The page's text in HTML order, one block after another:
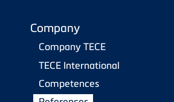
Company
Company TECE
TECE International
Competences